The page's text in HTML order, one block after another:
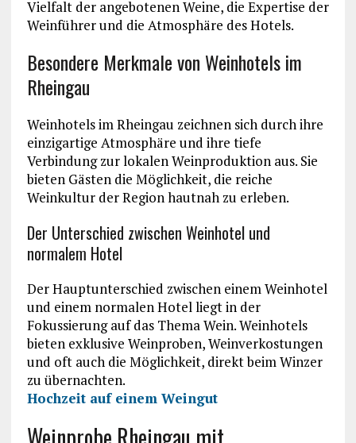
Vielfalt der angebotenen Weine, die Expertise der
Weinführer und die Atmosphäre des Hotels.
Besondere Merkmale von Weinhotels im
Rheingau
Weinhotels im Rheingau zeichnen sich durch ihre
einzigartige Atmosphäre und ihre tiefe
Verbindung zur lokalen Weinproduktion aus. Sie
bieten Gästen die Möglichkeit, die reiche
Weinkultur der Region hautnah zu erleben.
Der Unterschied zwischen Weinhotel und
normalem Hotel
Der Hauptunterschied zwischen einem Weinhotel
und einem normalen Hotel liegt in der
Fokussierung auf das Thema Wein. Weinhotels
bieten exklusive Weinproben, Weinverkostungen
und oft auch die Möglichkeit, direkt beim Winzer
zu übernachten.
Hochzeit auf einem Weingut